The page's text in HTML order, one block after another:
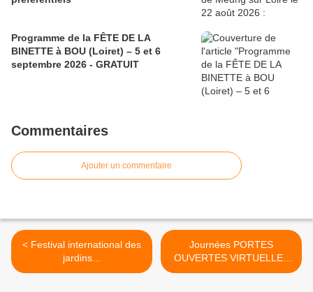
Programme de la FÊTE DE LA
BINETTE à BOU (Loiret) – 5 et 6
septembre 2026 - GRATUIT
Commentaires
Ajouter un commentaire
< Festival international des
jardins...
Journées PORTES
OUVERTES VIRTUELLES
des 112 CFA de France le